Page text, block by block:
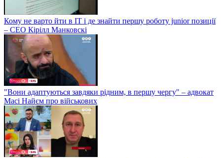
Кому не варто йти в IT і де знайти першу роботу junior позиції
– СЕО Кірілл Манковскі
"Вони адаптуються завдяки рідним, в першу чергу" – адвокат
Масі Найєм про військових